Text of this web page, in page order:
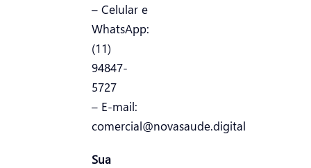
– Celular e
WhatsApp:
(11)
94847-
5727
– E-mail:
comercial@novasaude.digital
Sua